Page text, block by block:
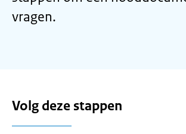
vragen.
Volg deze stappen